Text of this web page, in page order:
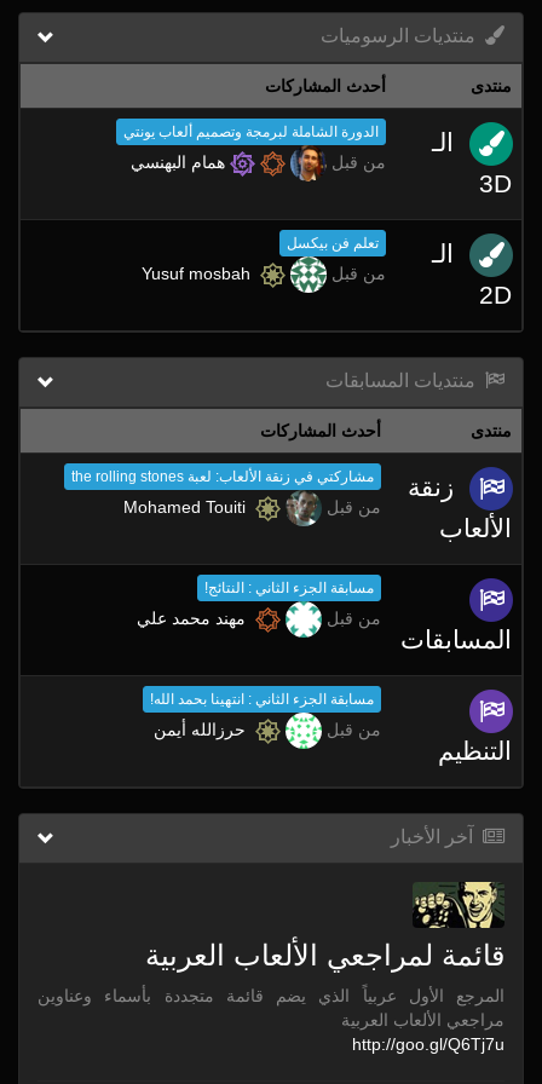
منتديات الرسوميات
منتدى أحدث المشاركات
الـ
3D
الدورة الشاملة لبرمجة وتصميم ألعاب يونتي
من قبل همام البهنسي
الـ
2D
تعلم فن بيكسل
من قبل Yusuf mosbah
منتديات المسابقات
منتدى أحدث المشاركات
زنقة
الألعاب
مشاركتي في زنقة الألعاب: لعبة the rolling stones
من قبل Mohamed Touiti
المسابقات
مسابقة الجزء الثاني : النتائج!
من قبل مهند محمد علي
التنظيم
مسابقة الجزء الثاني : انتهينا بحمد الله!
من قبل حرزالله أيمن
آخر الأخبار
قائمة لمراجعي الألعاب العربية
المرجع الأول عربياً الذي يضم قائمة متجددة بأسماء وعناوين
مراجعي الألعاب العربية
http://goo.gl/Q6Tj7u